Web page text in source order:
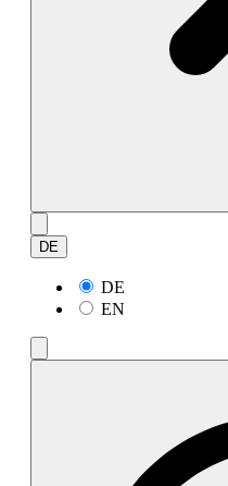
DE
DE
EN